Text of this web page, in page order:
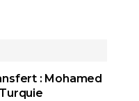
: Mohamed